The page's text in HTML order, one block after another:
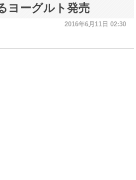
ヨーグルト発売
2016年6月11日 02:30